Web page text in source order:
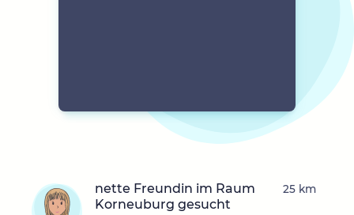
nette Freundin im Raum
Korneuburg gesucht
25 km